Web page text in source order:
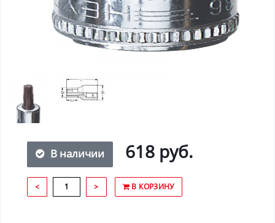
В наличии 618 руб.
< > В КОРЗИНУ